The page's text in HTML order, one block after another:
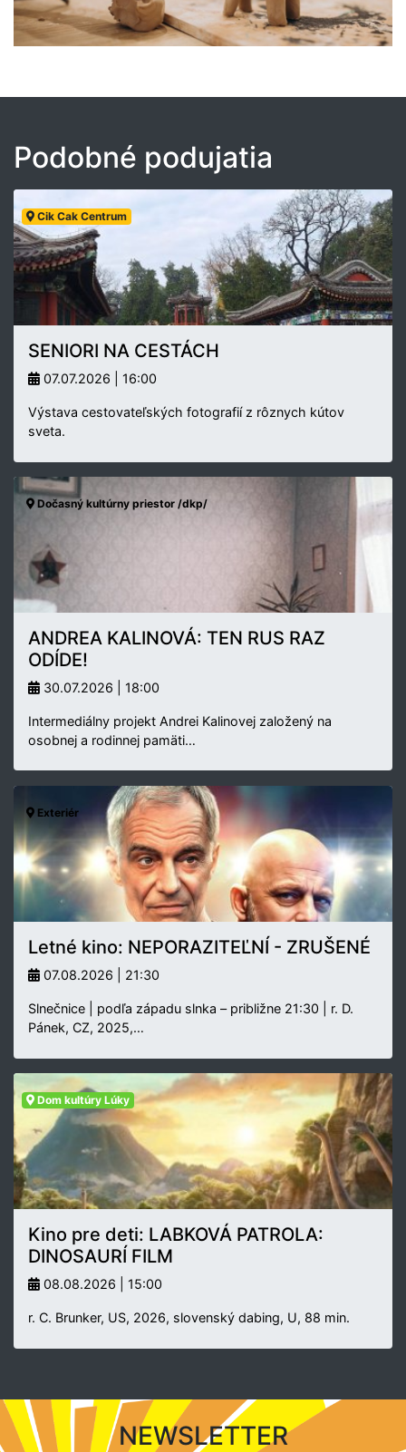
Podobné podujatia
Cik Cak Centrum
SENIORI NA CESTÁCH
07.07.2026 | 16:00
Výstava cestovateľských fotografií z rôznych kútov
sveta.
Dočasný kultúrny priestor /dkp/
ANDREA KALINOVÁ: TEN RUS RAZ
ODÍDE!
30.07.2026 | 18:00
Intermediálny projekt Andrei Kalinovej založený na
osobnej a rodinnej pamäti…
Exteriér
Letné kino: NEPORAZITEĽNÍ - ZRUŠENÉ
07.08.2026 | 21:30
Slnečnice | podľa západu slnka – približne 21:30 | r. D.
Pánek, CZ, 2025,…
Dom kultúry Lúky
Kino pre deti: LABKOVÁ PATROLA:
DINOSAURÍ FILM
08.08.2026 | 15:00
r. C. Brunker, US, 2026, slovenský dabing, U, 88 min.
NEWSLETTER